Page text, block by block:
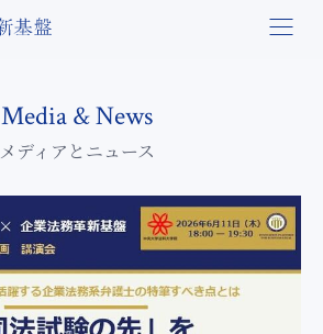
Media & News
メディアとニュース